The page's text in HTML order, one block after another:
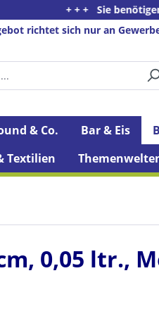
+ + + Sie benötigen
richtet sich nur an
& Co. Bar & Eis
Textilien
0,05 ltr.,